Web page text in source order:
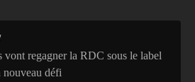
vont regagner la RDC sous le label
défi